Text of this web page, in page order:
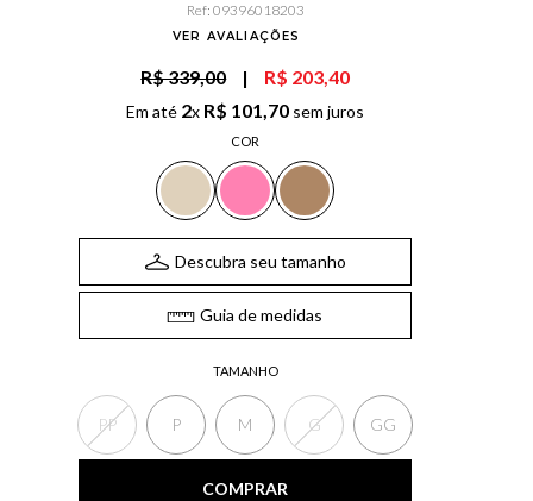
Ref: 09396018203
VER AVALIAÇÕES
R$ 339,00 | R$ 203,40
Em até 2x R$ 101,70 sem juros
COR
TAMANHO
PP P M G GG
Descubra seu tamanho
Guia de medidas
COMPRAR